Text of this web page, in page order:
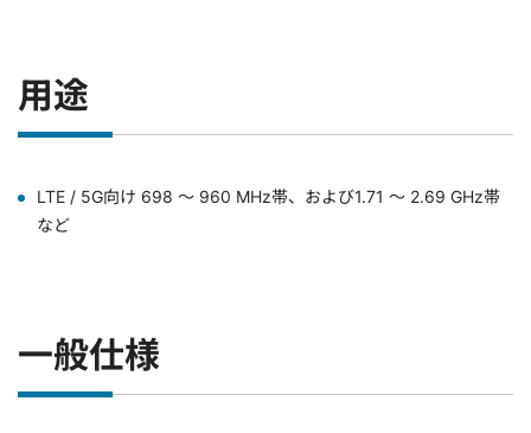
用途
LTE / 5G向け 698 ～ 960 MHz帯、および1.71 ～ 2.69 GHz帯
など
一般仕様